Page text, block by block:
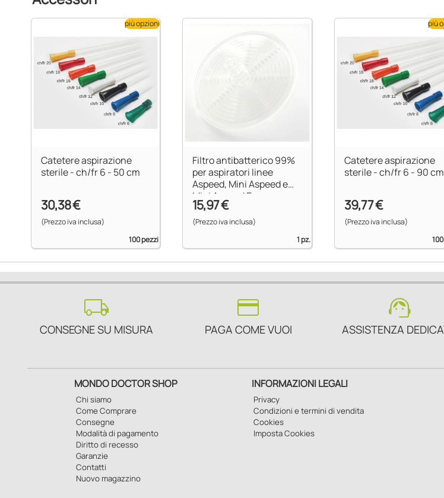
Catetere aspirazione
sterile - ch/fr 6 - 50 cm
30,38 €
(Prezzo iva inclusa)
100 pezzi
più opzioni
Filtro antibatterico 99%
per aspiratori linee
Aspeed, Mini Aspeed e
Mini Aspeed Evo
15,97 €
(Prezzo iva inclusa)
1 pz.
Catetere aspirazione
sterile - ch/fr 6 - 90 cm
39,77 €
(Prezzo iva inclusa)
più
local_shipping
CONSEGNE SU MISURA
credit_card
PAGA COME VUOI
support_agent
ASSISTENZA
MONDO DOCTOR SHOP
Chi siamo
Come Comprare
Consegne
Modalità di pagamento
Diritto di recesso
Garanzie
Contatti
Nuovo magazzino
INFORMAZIONI LEGALI
Privacy
Condizioni e termini di vendita
Cookies
Imposta Cookies